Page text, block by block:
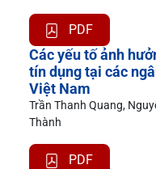
PDF
Các yếu tố ảnh
tín dụng tại các
Việt Nam
Trần Thanh Quang,
Thành
PDF